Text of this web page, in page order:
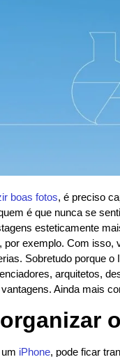
boas fotos, é preciso
é que nunca se
esteticamente
por exemplo. Com isso,
Sobretudo porque
arquitetos,
Ainda mais
iPhone, pode ficar